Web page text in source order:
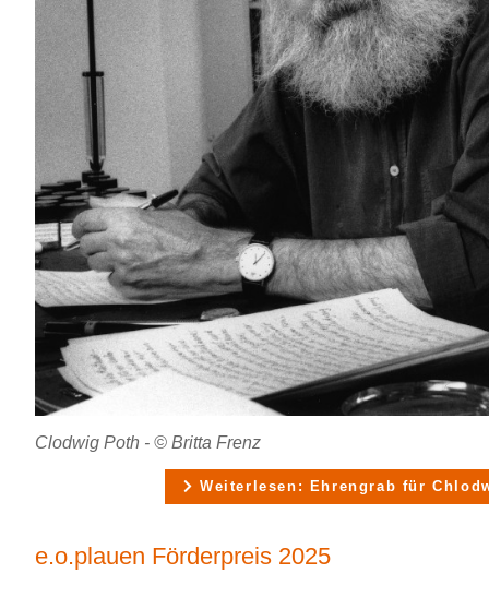
Clodwig Poth - © Britta Frenz
Weiterlesen: Ehrengrab für
e.o.plauen Förderpreis 2025